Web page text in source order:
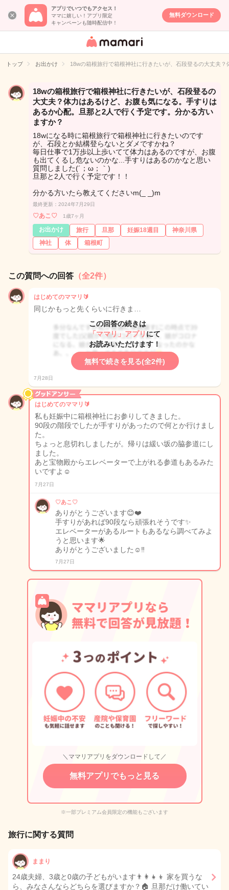
アプリでいつでもアクセス！
ママに嬉しい！アプリ限定
キャンペーンも随時配信中！
無料ダウンロード
女性専用匿名QA
イト
トップ お出かけ 18wの箱根旅行で箱根神社に行きたいが、石段登るの大丈夫
18wの箱根旅行で箱根神社に行きたいが、石段登るの
大丈夫？体力はあるけど、お腹も気になる。手すりは
あるか心配。旦那と2人で行く予定です。分かる方い
ますか？
18wになる時に箱根旅行で箱根神社に行きたいのです
が、石段とか結構登らないとダメですかね？
毎日仕事で1万歩以上歩いてて体力はあるのですが、お腹
も出てくるし危ないのかな...手すりはあるのかなと思い
質問しました(´；ω；｀)
旦那と2人で行く予定です！！
分かる方いたら教えてくださいm(_ _)m
最終更新：2024年7月29日
♡あこ♡ 1歳7ヶ月
お出かけ 旅行 旦那 妊娠18週目
神奈川県
神社
体 箱根町
この質問への回答 （全2件）
はじめてのママリ🔰
同じかもっと先くらいに行きま…
この回答の続きは
「ママリ」アプリ にて
お読みいただけます！
無料で続きを見る(全2件)
7月28日
はじめてのママリ🔰
私も妊娠中に箱根神社にお参りしてきました。
90段の階段でしたが手すりがあったので何とか行けまし
た。
ちょっと息切れしましたが。帰りは緩い坂の脇参道にし
ました。
あと宝物殿からエレベーターで上がれる参道もあるみた
いですよ☺️
7月27日
♡あこ♡
ありがとうございます😊❤️
手すりがあれば90段なら頑張れそうです✨
エレベーターがあるルートもあるなら調べてみよ
うと思います🌟
ありがとうございました☺️‼️
7月27日
＼ママリアプリをダウンロードして／
無料アプリでもっと見る
※一部プレミアム会員限定の機能もございます
旅行に関する質問
ままり
24歳夫婦、3歳と0歳の子どもがいます👨‍👩‍👧‍👦 家を買うな
ら、みなさんならどちらを選びますか？🏠 旦那だけ働いてい